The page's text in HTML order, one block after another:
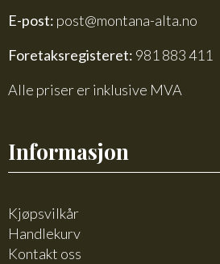
E-post: post@montana-alta.no
Foretaksregisteret: 981 883 411
Alle priser er inklusive MVA
Informasjon
Kjøpsvilkår
Handlekurv
Kontakt oss